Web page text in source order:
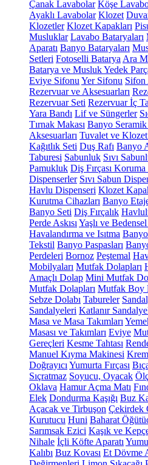
Çanak Lavabolar Köşe
Ayaklı Lavabolar Klozet
Klozetler Klozet Kapakları
Musluklar Lavabo Bataryaları
Aparatı Banyo Bataryaları
Setleri Fotoselli Batarya Ara
Batarya ve Musluk Yedek
Eviye Sifonu Yer Sifonu Sifon
Rezervuar ve Aksesuarları
Rezervuar Seti Rezervuar İç
Yara Bandı Lif ve Süngerler
Tırnak Makası Banyo Seramik
Aksesuarları Tuvalet ve Klozet
Kağıtlık Seti Duş Rafı Banyo
Taburesi Sabunluk Sıvı
Pamukluk Diş Fırçası Koruma
Dispenserler Sıvı Sabun
Havlu Dispenseri Klozet
Kurutma Cihazları Banyo
Banyo Seti Diş Fırçalık
Perde Askısı Yaşlı ve
Havalandırma ve Isıtma
Tekstil Banyo Paspasları
Perdeleri Bornoz Peştemal
Mobilyaları Mutfak Dolapları
Amaçlı Dolap Mini Mutfak
Mutfak Dolapları Mutfak Boy
Sebze Dolabı Tabureler
Sandalyeleri Katlanır
Masa ve Masa Takımları
Masası ve Takımları Eviye
Gereçleri Kesme Tahtası
Manuel Kıyma Makinesi
Doğrayıcı Yumurta Fırçası
Sıçratmaz Soyucu, Oyacak
Oklava Hamur Açma Matı
Elek Dondurma Kaşığı Buz
Açacak ve Tirbuşon Çekirdek
Kurutucu Huni Baharat
Sarımsak Ezici Kaşık ve
Nihale İçli Köfte Aparatı
Kalıbı Buz Kovası Et Dövme